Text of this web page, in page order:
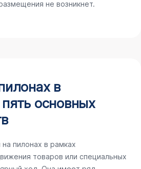
не возникнет.
в
основных
пилонах в рамках
товаров или специальных